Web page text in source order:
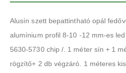
Alusín szett bepattintható opál
alumínium profil 8-10 -12 mm-es
5630-5730 chip /. 1 méter sín + 1
rögzítő+ 2 db végzáró. 1 méteres